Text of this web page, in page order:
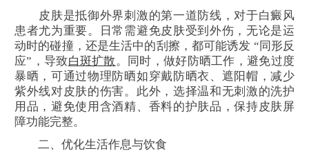
皮肤是抵御外界刺激的第一道防线，对于白癜风
患者尤为重要。日常需避免皮肤受到外伤，无论是运
动时的碰撞，还是生活中的刮擦，都可能诱发 “同形反
应”，导致白斑扩散 。同时，做好防晒工作，避免过度
暴晒，可通过物理防晒如穿戴防晒衣、遮阳帽，减少
紫外线对皮肤的伤害。此外，选择温和无刺激的洗护
用品，避免使用含酒精、香料的护肤品，保持皮肤屏
障功能完整。
二、优化生活作息与饮食